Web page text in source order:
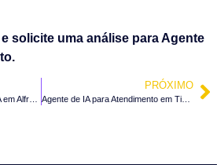
solicite uma análise para Agente
PRÓXIMO
Agente de IA para Atendimento em Timbó – SC